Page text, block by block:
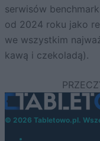
serwisów
od 2024 roku jako
we wszystkim
kawą i czekoladą).
© 2026 Tabletowo.pl.